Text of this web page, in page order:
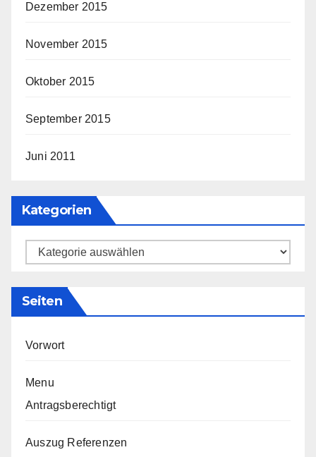
Dezember 2015
November 2015
Oktober 2015
September 2015
Juni 2011
Kategorien
Kategorien
Seiten
Vorwort
Menu
Antragsberechtigt
Auszug Referenzen